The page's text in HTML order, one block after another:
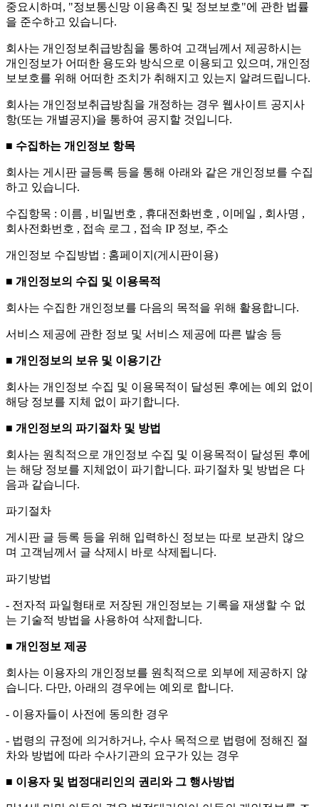
중요시하며, "정보통신망 이용촉진 및 정보보호"에 관한 법률
을 준수하고 있습니다.
회사는 개인정보취급방침을 통하여 고객님께서 제공하시는
개인정보가 어떠한 용도와 방식으로 이용되고 있으며, 개인정
보보호를 위해 어떠한 조치가 취해지고 있는지 알려드립니다.
회사는 개인정보취급방침을 개정하는 경우 웹사이트 공지사
항(또는 개별공지)을 통하여 공지할 것입니다.
■ 수집하는 개인정보 항목
회사는 게시판 글등록 등을 통해 아래와 같은 개인정보를 수집
하고 있습니다.
수집항목 : 이름 , 비밀번호 , 휴대전화번호 , 이메일 , 회사명 ,
회사전화번호 , 접속 로그 , 접속 IP 정보, 주소
개인정보 수집방법 : 홈페이지(게시판이용)
■ 개인정보의 수집 및 이용목적
회사는 수집한 개인정보를 다음의 목적을 위해 활용합니다.
서비스 제공에 관한 정보 및 서비스 제공에 따른 발송 등
■ 개인정보의 보유 및 이용기간
회사는 개인정보 수집 및 이용목적이 달성된 후에는 예외 없이
해당 정보를 지체 없이 파기합니다.
■ 개인정보의 파기절차 및 방법
회사는 원칙적으로 개인정보 수집 및 이용목적이 달성된 후에
는 해당 정보를 지체없이 파기합니다. 파기절차 및 방법은 다
음과 같습니다.
파기절차
게시판 글 등록 등을 위해 입력하신 정보는 따로 보관치 않으
며 고객님께서 글 삭제시 바로 삭제됩니다.
파기방법
- 전자적 파일형태로 저장된 개인정보는 기록을 재생할 수 없
는 기술적 방법을 사용하여 삭제합니다.
■ 개인정보 제공
회사는 이용자의 개인정보를 원칙적으로 외부에 제공하지 않
습니다. 다만, 아래의 경우에는 예외로 합니다.
- 이용자들이 사전에 동의한 경우
- 법령의 규정에 의거하거나, 수사 목적으로 법령에 정해진 절
차와 방법에 따라 수사기관의 요구가 있는 경우
■ 이용자 및 법정대리인의 권리와 그 행사방법